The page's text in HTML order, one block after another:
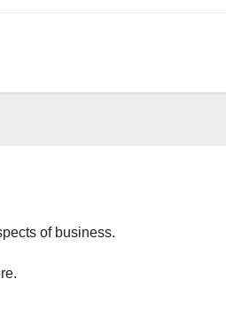
of business.